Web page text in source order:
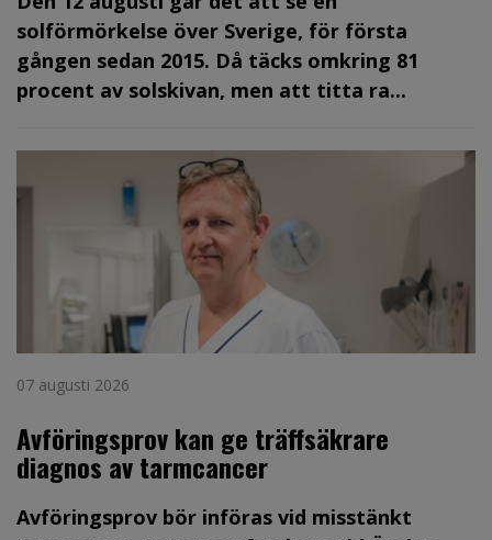
solförmörkelse över Sverige, för första
gången sedan 2015. Då täcks omkring 81
procent av solskivan, men att titta ra...
07 augusti 2026
Avföringsprov kan ge träffsäkrare
diagnos av tarmcancer
Avföringsprov bör införas vid misstänkt